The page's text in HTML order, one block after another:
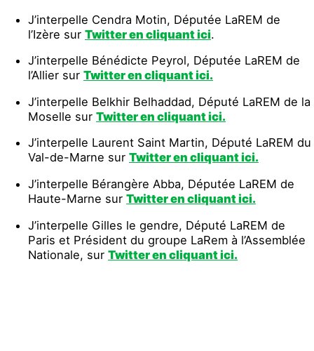
J’interpelle Cendra Motin, Députée LaREM de
l’Izère sur Twitter en cliquant ici.
J’interpelle Bénédicte Peyrol, Députée LaREM de
l’Allier sur Twitter en cliquant ici.
J’interpelle Belkhir Belhaddad, Député LaREM de la
Moselle sur Twitter en cliquant ici.
J’interpelle Laurent Saint Martin, Député LaREM du
Val-de-Marne sur Twitter en cliquant ici.
J’interpelle Bérangère Abba, Députée LaREM de
Haute-Marne sur Twitter en cliquant ici.
J’interpelle Gilles le gendre, Député LaREM de
Paris et Président du groupe LaRem à l’Assemblée
Nationale, sur Twitter en cliquant ici.